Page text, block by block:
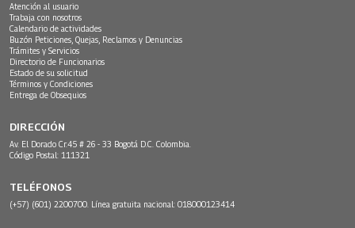
Atención al usuario
Trabaja con nosotros
Calendario de actividades
Buzón Peticiones, Quejas, Reclamos y Denuncias
Trámites y Servicios
Directorio de Funcionarios
Estado de su solicitud
Términos y Condiciones
Entrega de Obsequios
DIRECCIÓN
Av. El Dorado Cr.45 # 26 - 33 Bogotá D.C. Colombia.
Código Postal: 111321
TELÉFONOS
(+57) (601) 2200700. Línea gratuita nacional: 018000123414